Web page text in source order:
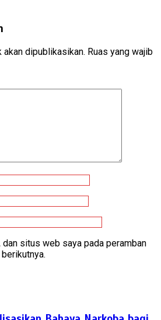
akan dipublikasikan. Ruas yang wajib
dan situs web saya pada peramban